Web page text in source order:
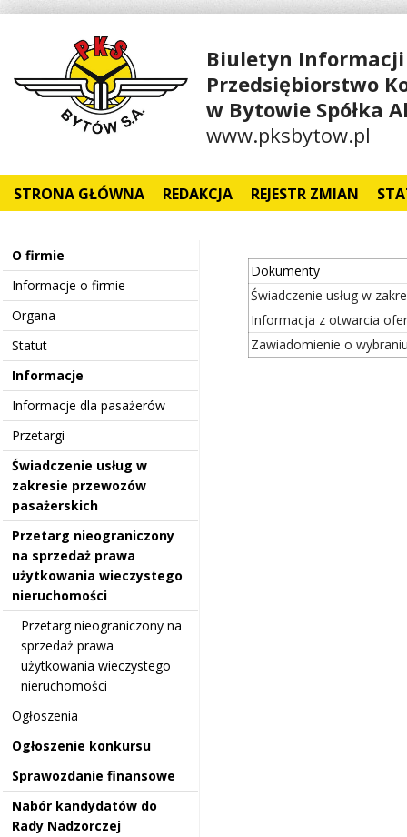
Biuletyn
Przedsiębiorstwo
w Bytowie Spółka
www.pksbytow.pl
STRONA GŁÓWNA REDAKCJA REJESTR ZMIAN
O firmie
Informacje o firmie
Organa
Statut
Informacje
Informacje dla pasażerów
Przetargi
Świadczenie usług w
zakresie przewozów
pasażerskich
Przetarg nieograniczony
na sprzedaż prawa
użytkowania wieczystego
nieruchomości
Przetarg nieograniczony na
sprzedaż prawa
użytkowania wieczystego
nieruchomości
Ogłoszenia
Ogłoszenie konkursu
Sprawozdanie finansowe
Nabór kandydatów do
Rady Nadzorczej
Dokumenty
Świadczenie usług w
Informacja z otwarcia
Zawiadomienie o